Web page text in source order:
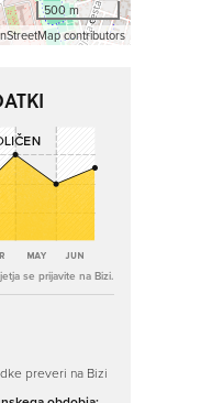
500 m
contributors
se prijavite na Bizi.
preveri na Bizi